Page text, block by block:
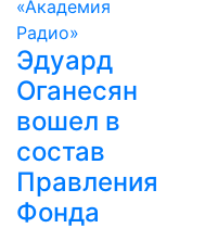
Эдуард
Оганесян
вошел в
состав
Правления
Фонда